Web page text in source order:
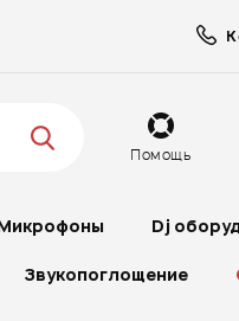
Помощь
Dj
Звукопоглощение